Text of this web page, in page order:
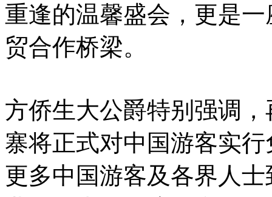
重逢的温馨盛会，更是
贸合作桥梁。
方侨生大公爵特别强调
寨将正式对中国游客实
更多中国游客及各界人